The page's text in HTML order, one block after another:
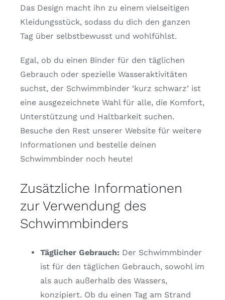
Das Design macht ihn zu einem vielseitigen
Kleidungsstück, sodass du dich den ganzen
Tag über selbstbewusst und wohlfühlst.
Egal, ob du einen Binder für den täglichen
Gebrauch oder spezielle Wasseraktivitäten
suchst, der Schwimmbinder ‘kurz schwarz’ ist
eine ausgezeichnete Wahl für alle, die Komfort,
Unterstützung und Haltbarkeit suchen.
Besuche den Rest unserer Website für weitere
Informationen und bestelle deinen
Schwimmbinder noch heute!
Zusätzliche Informationen
zur Verwendung des
Schwimmbinders
Täglicher Gebrauch: Der Schwimmbinder
ist für den täglichen Gebrauch, sowohl im
als auch außerhalb des Wassers,
konzipiert. Ob du einen Tag am Strand